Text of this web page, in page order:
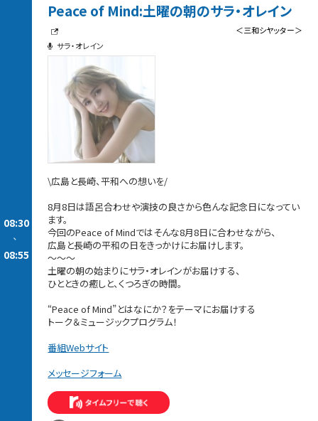
08:30
-
08:55
Peace of Mind:土曜の朝のサラ・オレイン
＜三和シヤッター＞
サラ・オレイン
\広島と長崎、平和への想いを/
8月8日は語呂合わせや演技の良さから色んな記念日になってい
ます。
今回のPeace of Mindではそんな8月8日に合わせながら、
広島と長崎の平和の日をきっかけにお届けします。
～～～
土曜の朝の始まりにサラ・オレインがお届けする、
ひとときの癒しと、くつろぎの時間。
“Peace of Mind”とはなにか？をテーマにお届けする
トーク＆ミュージックプログラム！
番組Webサイト
メッセージフォーム